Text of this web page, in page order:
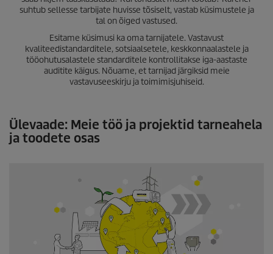
suhtub sellesse tarbijate huvisse tõsiselt, vastab küsimustele ja
tal on õiged vastused.
Esitame küsimusi ka oma tarnijatele. Vastavust
kvaliteedistandarditele, sotsiaalsetele, keskkonnaalastele ja
tööohutusalastele standarditele kontrollitakse iga-aastaste
auditite käigus. Nõuame, et tarnijad järgiksid meie
vastavuseeskirju ja toimimisjuhiseid.
Ülevaade: Meie töö ja projektid tarneahela
ja toodete osas